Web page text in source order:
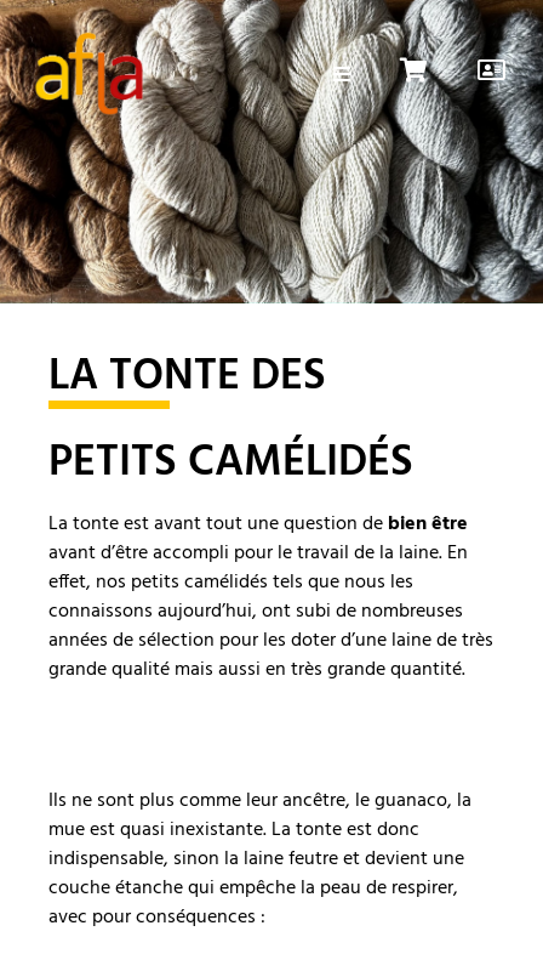
LA TONTE DES
PETITS CAMÉLIDÉS
La tonte est avant tout une question debien être
avant d’être accompli pour le travail de la laine. En
effet, nos petits camélidés tels que nous les
connaissons aujourd’hui, ont subi de nombreuses
années de sélection pour les doter d’une laine de très
grande qualité mais aussi en très grande quantité.
Ils ne sont plus comme leur ancêtre, le guanaco, la
mue est quasi inexistante. La tonte est donc
indispensable, sinon la laine feutre et devient une
couche étanche qui empêche la peau de respirer,
avec pour conséquences :